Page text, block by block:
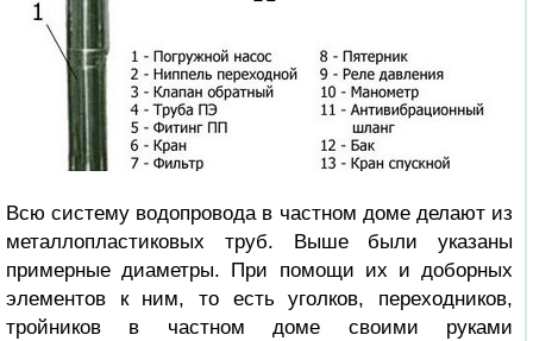
Всю систему водопровода в частном доме делают из
металлопластиковых труб. Выше были указаны
примерные диаметры. При помощи их и доборных
элементов к ним, то есть уголков, переходников,
тройников в частном доме своими руками